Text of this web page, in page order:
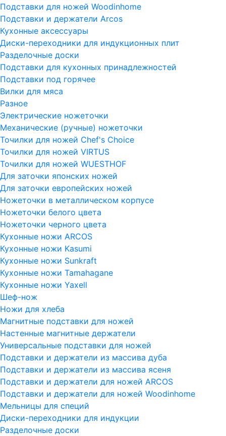
Подставки для ножей Woodinhome
Подставки и держатели Arcos
Кухонные аксессуары
Диски-переходники для индукционных плит
Разделочные доски
Подставки для кухонных принадлежностей
Подставки под горячее
Вилки для мяса
Разное
Электрические ножеточки
Механические (ручные) ножеточки
Точилки для ножей Chef's Choice
Точилки для ножей VIRTUS
Точилки для ножей WUESTHOF
Для заточки японских ножей
Для заточки европейских ножей
Ножеточки в металлическом корпусе
Ножеточки белого цвета
Ножеточки черного цвета
Кухонные ножи ARCOS
Кухонные ножи Kasumi
Кухонные ножи Sunkraft
Кухонные ножи Tamahagane
Кухонные ножи Yaxell
Шеф-нож
Ножи для хлеба
Магнитные подставки для ножей
Настенные магнитные держатели
Универсальные подставки для ножей
Подставки и держатели из массива дуба
Подставки и держатели из массива ясеня
Подставки и держатели для ножей ARCOS
Подставки и держатели для ножей Woodinhome
Мельницы для специй
Диски-переходники для индукции
Разделочные доски